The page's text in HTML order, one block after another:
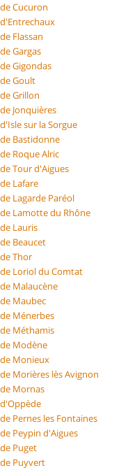
Cucuron
Flassan
Gargas
Gigondas
Goult
Grillon
Jonquières
sur la Sorgue
Bastidonne
Roque Alric
Tour d'Aigues
Lafare
Lagarde Paréol
Lamotte du Rhône
Lauris
Beaucet
Thor
Loriol du Comtat
Malaucène
Maubec
Ménerbes
Méthamis
Modène
Monieux
Morières lès Avignon
Mornas
Pernes les Fontaines
Peypin d'Aigues
Puget
Puyvert